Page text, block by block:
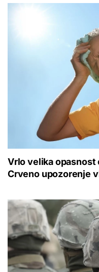
Vrlo velika opasnost
Crveno upozorenje